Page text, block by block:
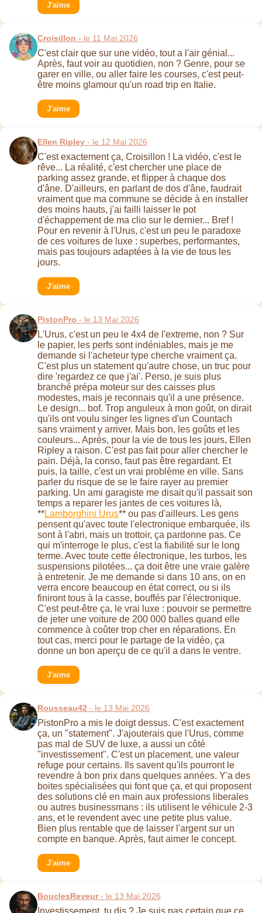
J'aime
Croisillon - le 11 Mai 2026
C'est clair que sur une vidéo, tout a l'air génial...
Après, faut voir au quotidien, non ? Genre, pour se
garer en ville, ou aller faire les courses, c'est peut-
être moins glamour qu'un road trip en Italie.
J'aime
Ellen Ripley - le 12 Mai 2026
C'est exactement ça, Croisillon ! La vidéo, c'est le
rêve... La réalité, c'est chercher une place de
parking assez grande, et flipper à chaque dos
d'âne. D'ailleurs, en parlant de dos d'âne, faudrait
vraiment que ma commune se décide à en installer
des moins hauts, j'ai failli laisser le pot
d'échappement de ma clio sur le dernier... Bref !
Pour en revenir à l'Urus, c'est un peu le paradoxe
de ces voitures de luxe : superbes, performantes,
mais pas toujours adaptées à la vie de tous les
jours.
J'aime
PistonPro - le 13 Mai 2026
L'Urus, c'est un peu le 4x4 de l'extreme, non ? Sur
le papier, les perfs sont indéniables, mais je me
demande si l'acheteur type cherche vraiment ça.
C'est plus un statement qu'autre chose, un truc pour
dire 'regardez ce que j'ai'. Perso, je suis plus
branché prépa moteur sur des caisses plus
modestes, mais je reconnais qu'il a une présence.
Le design... bof. Trop anguleux à mon goût, on dirait
qu'ils ont voulu singer les lignes d'un Countach
sans vraiment y arriver. Mais bon, les goûts et les
couleurs... Après, pour la vie de tous les jours, Ellen
Ripley a raison. C'est pas fait pour aller chercher le
pain. Déjà, la conso, faut pas être regardant. Et
puis, la taille, c'est un vrai problème en ville. Sans
parler du risque de se le faire rayer au premier
parking. Un ami garagiste me disait qu'il passait son
temps a reparer les jantes de ces voitures là,
**Lamborghini Urus** ou pas d'ailleurs. Les gens
pensent qu'avec toute l'electronique embarquée, ils
sont à l'abri, mais un trottoir, ça pardonne pas. Ce
qui m'interroge le plus, c'est la fiabilité sur le long
terme. Avec toute cette électronique, les turbos, les
suspensions pilotées... ça doit être une vraie galère
à entretenir. Je me demande si dans 10 ans, on en
verra encore beaucoup en état correct, ou si ils
finiront tous à la casse, bouffés par l'électronique.
C'est peut-être ça, le vrai luxe : pouvoir se permettre
de jeter une voiture de 200 000 balles quand elle
commence à coûter trop cher en réparations. En
tout cas, merci pour le partage de la vidéo, ça
donne un bon aperçu de ce qu'il a dans le ventre.
J'aime
Rousseau42 - le 13 Mai 2026
PistonPro a mis le doigt dessus. C'est exactement
ça, un "statement". J'ajouterais que l'Urus, comme
pas mal de SUV de luxe, a aussi un côté
"investissement". C'est un placement, une valeur
refuge pour certains. Ils savent qu'ils pourront le
revendre à bon prix dans quelques années. Y'a des
boites spécialisées qui font que ça, et qui proposent
des solutions clé en main aux professions liberales
ou autres businessmans : ils utilisent le véhicule 2-3
ans, et le revendent avec une petite plus value.
Bien plus rentable que de laisser l'argent sur un
compte en banque. Après, faut aimer le concept.
J'aime
BouclesReveur- le 13 Mai 2026